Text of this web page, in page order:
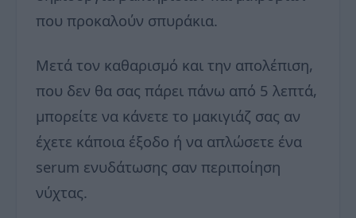
που προκαλούν σπυράκια.
Μετά τον καθαρισμό και την απολέπιση,
που δεν θα σας πάρει πάνω από 5 λεπτά,
μπορείτε να κάνετε το μακιγιάζ σας αν
έχετε κάποια έξοδο ή να απλώσετε ένα
serum ενυδάτωσης σαν περιποίηση
νύχτας.